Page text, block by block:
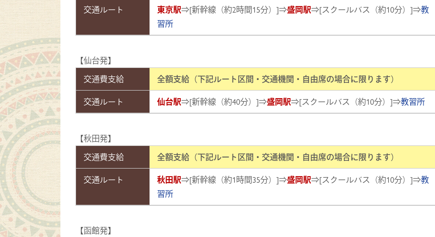
交通ルート
東京駅⇒[新幹線（約2時間15分）]⇒盛岡駅⇒[スクールバス（約10分）]⇒教
習所
【仙台発】
交通費支給
全額支給（下記ルート区間・交通機関・自由席の場合に限ります）
交通ルート
仙台駅⇒[新幹線（約40分）]⇒盛岡駅⇒[スクールバス（約10分）]⇒教習所
【秋田発】
交通費支給
全額支給（下記ルート区間・交通機関・自由席の場合に限ります）
交通ルート
秋田駅⇒[新幹線（約1時間35分）]⇒盛岡駅⇒[スクールバス（約10分）]⇒教
習所
【函館発】